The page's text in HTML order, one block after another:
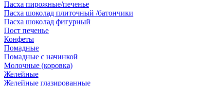
Пасха пирожные/печенье
Пасха шоколад плиточный /батончики
Пасха шоколад фигурный
Пост печенье
Конфеты
Помадные
Помадные с начинкой
Молочные (коровка)
Желейные
Желейные глазированные